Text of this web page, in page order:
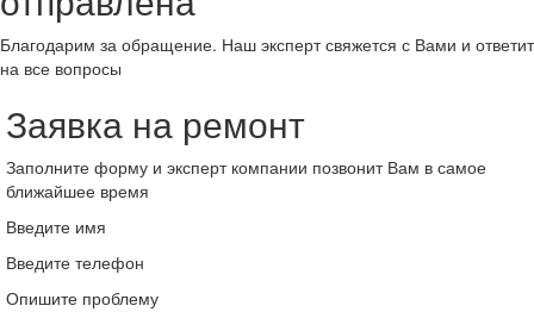
Благодарим за обращение. Наш эксперт свяжется с Вами и ответит
на все вопросы
Заявка на ремонт
Заполните форму и эксперт компании позвонит Вам в самое
ближайшее время
Введите имя
Введите телефон
Опишите проблему